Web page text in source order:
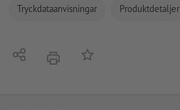
Tryckdataanvisningar Produktdetaljer
Dela erbjudandePå anteckningslistan